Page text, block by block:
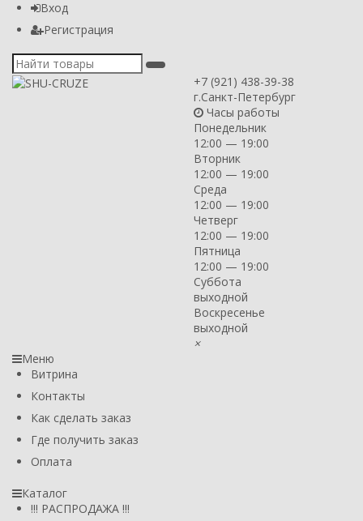
Вход
Регистрация
+7 (921) 438-39-38
г.Санкт-Петербург
Часы работы
Понедельник
12:00 — 19:00
Вторник
12:00 — 19:00
Среда
12:00 — 19:00
Четверг
12:00 — 19:00
Пятница
12:00 — 19:00
Суббота
выходной
Воскресенье
выходной
×
Меню
Витрина
Контакты
Как сделать заказ
Где получить заказ
Оплата
Каталог
!!! РАСПРОДАЖА !!!